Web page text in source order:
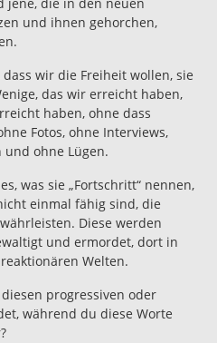
und ihnen gehorchen,
wir die Freiheit wollen, sie
das wir erreicht haben,
haben, ohne dass
Fotos, ohne Interviews,
und ohne Lügen.
was sie „Fortschritt“ nennen,
einmal fähig sind, die
Diese werden
und ermordet, dort in
Welten.
progressiven oder
während du diese Worte